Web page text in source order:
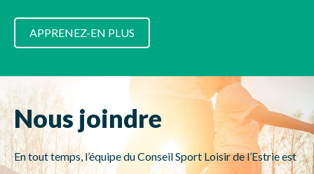
APPRENEZ-EN PLUS
Nous joindre
En tout temps, l’équipe du Conseil Sport Loisir de l’Estrie est